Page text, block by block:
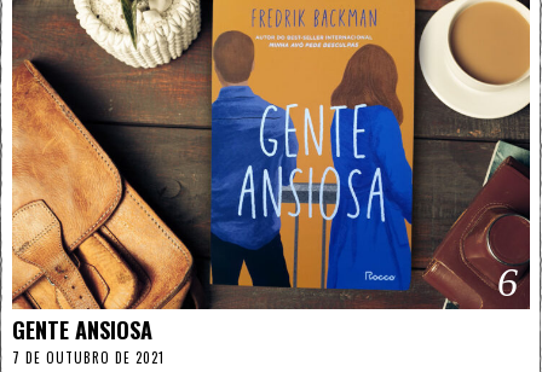
6
GENTE ANSIOSA
7 DE OUTUBRO DE 2021